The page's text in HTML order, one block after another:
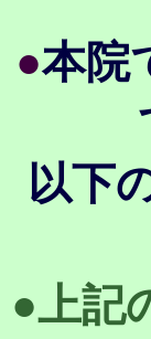
●本院
以下
●上記